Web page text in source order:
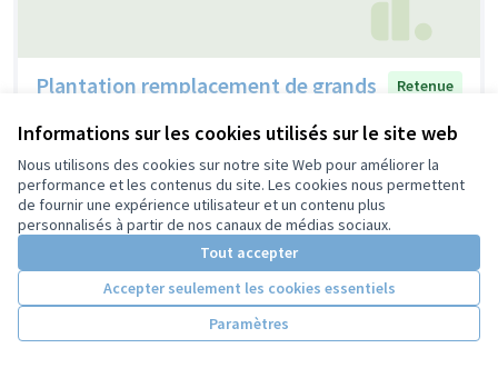
Informations sur les cookies utilisés sur le site web
Nous utilisons des cookies sur notre site Web pour améliorer la
performance et les contenus du site. Les cookies nous permettent
de fournir une expérience utilisateur et un contenu plus
personnalisés à partir de nos canaux de médias sociaux.
Tout accepter
Accepter seulement les cookies essentiels
Paramètres
Plantation remplacement de grands
Retenue
Patrice Yvert 0 0